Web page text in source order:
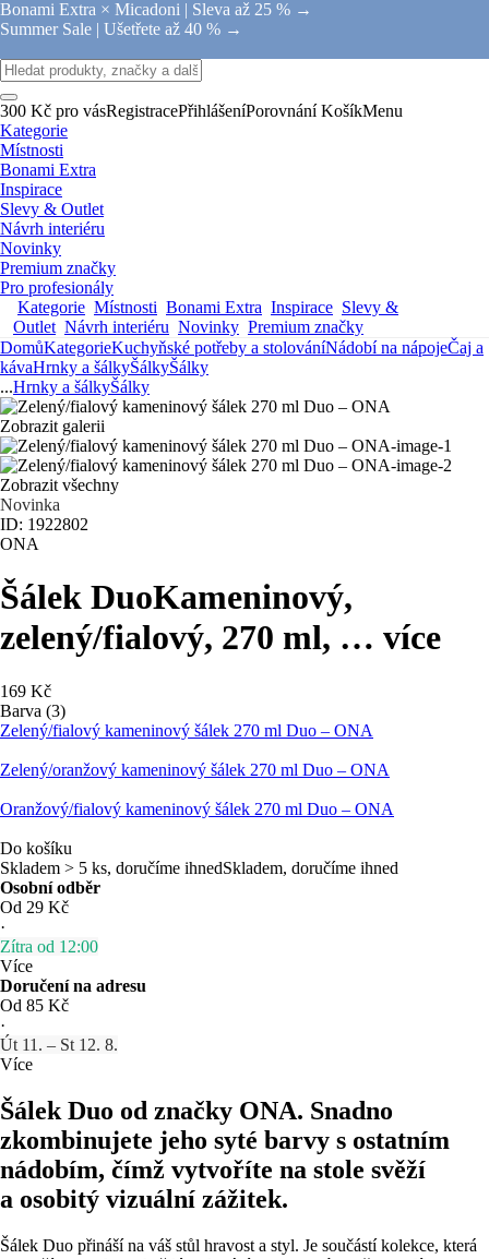
Bonami Extra × Micadoni | Sleva až 25 % →
Summer Sale | Ušetřete až 40 % →
300 Kč pro vásRegistracePřihlášeníPorovnání KošíkMenu
Kategorie
Místnosti
Bonami Extra
Inspirace
Slevy & Outlet
Návrh interiéru
Novinky
Premium značky
Pro profesionály
Kategorie Místnosti Bonami Extra Inspirace Slevy &
Outlet Návrh interiéru Novinky Premium značky
DomůKategorieKuchyňské potřeby a stolováníNádobí na nápojeČaj a
kávaHrnky a šálkyŠálkyŠálky
...Hrnky a šálkyŠálky
Zobrazit galerii
Zobrazit všechny
Novinka
ID: 1922802
ONA
Šálek DuoKameninový,
zelený/fialový, 270 ml, … více
169 Kč
Barva (3)
Zelený/fialový kameninový šálek 270 ml Duo – ONA
Zelený/oranžový kameninový šálek 270 ml Duo – ONA
Oranžový/fialový kameninový šálek 270 ml Duo – ONA
Do košíku
Skladem > 5 ks, doručíme ihnedSkladem, doručíme ihned
Osobní odběr
Od 29 Kč
·
Zítra od 12:00
Více
Doručení na adresu
Od 85 Kč
·
Út 11. – St 12. 8.
Více
Šálek Duo od značky ONA. Snadno
zkombinujete jeho syté barvy s ostatním
nádobím, čímž vytvoříte na stole svěží
a osobitý vizuální zážitek.
Šálek Duo přináší na váš stůl hravost a styl. Je součástí kolekce, která